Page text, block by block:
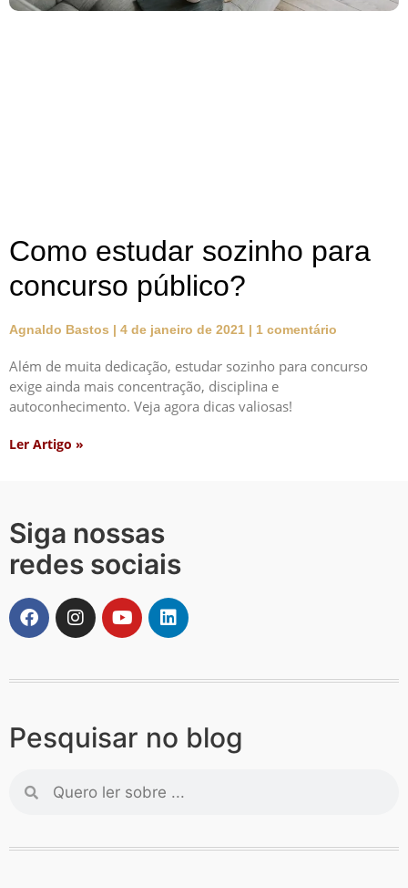
Como estudar sozinho para
concurso público?
Agnaldo Bastos 4 de janeiro de 2021 1 comentário
Além de muita dedicação, estudar sozinho para concurso
exige ainda mais concentração, disciplina e
autoconhecimento. Veja agora dicas valiosas!
Ler Artigo »
Siga nossas
redes sociais
Pesquisar no blog